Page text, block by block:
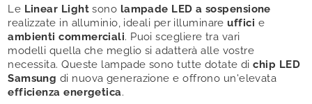
Le Linear Lightsono lampade LED a sospensione
realizzate in alluminio, ideali per illuminare uffici e
ambienti commerciali. Puoi scegliere tra vari
modelli quella che meglio si adatterà alle vostre
necessita. Queste lampade sono tutte dotate dichip LED
Samsung di nuova generazione e offrono un'elevata
efficienza energetica.